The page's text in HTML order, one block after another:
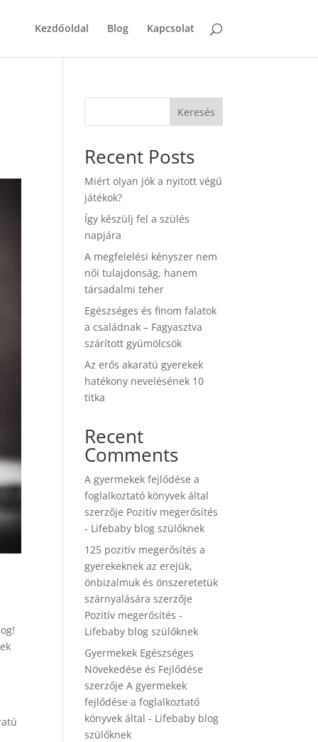
Kezdőoldal Blog Kapcsolat
Keresés
Recent Posts
Miért olyan jók a nyitott végű
játékok?
Így készülj fel a szülés
napjára
A megfelelési kényszer nem
női tulajdonság, hanem
társadalmi teher
Egészséges és finom falatok
a családnak – Fagyasztva
szárított gyümölcsök
Az erős akaratú gyerekek
hatékony nevelésének 10
titka
Recent
Comments
A gyermekek fejlődése a
foglalkoztató könyvek által
szerzője Pozitív megerősítés
- Lifebaby blog szülőknek
125 pozitív megerősítés a
gyerekeknek az erejük,
önbizalmuk és önszeretetük
szárnyalására szerzője
Pozitív megerősítés -
Lifebaby blog szülőknek
Gyermekek Egészséges
Növekedése és Fejlődése
szerzőjeA gyermekek
fejlődése a foglalkoztató
könyvek által - Lifebaby blog
szülőknek